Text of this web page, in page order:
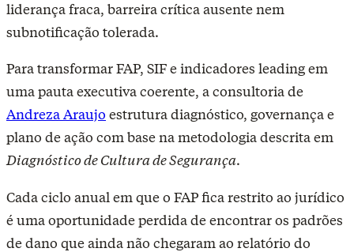
liderança fraca, barreira crítica ausente nem
subnotificação tolerada.
Para transformar FAP, SIF e indicadores leading em
uma pauta executiva coerente, a consultoria de
Andreza Araujo estrutura diagnóstico, governança e
plano de ação com base na metodologia descrita em
Diagnóstico de Cultura de Segurança.
Cada ciclo anual em que o FAP fica restrito ao jurídico
é uma oportunidade perdida de encontrar os padrões
de dano que ainda não chegaram ao relatório do